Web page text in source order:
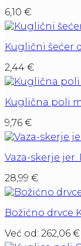
6,10 €
Kuglični šećer
2,44 €
Kuglična poli
9,76 €
Vaza-skerje jer.
28,99 €
Božićno drvce
Već od: 262,06 €